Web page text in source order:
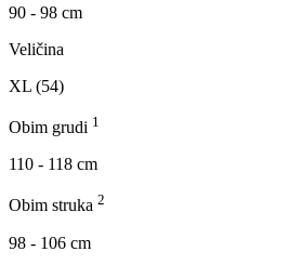
90 - 98 cm
Veličina
XL (54)
Obim grudi 1
110 - 118 cm
Obim struka 2
98 - 106 cm